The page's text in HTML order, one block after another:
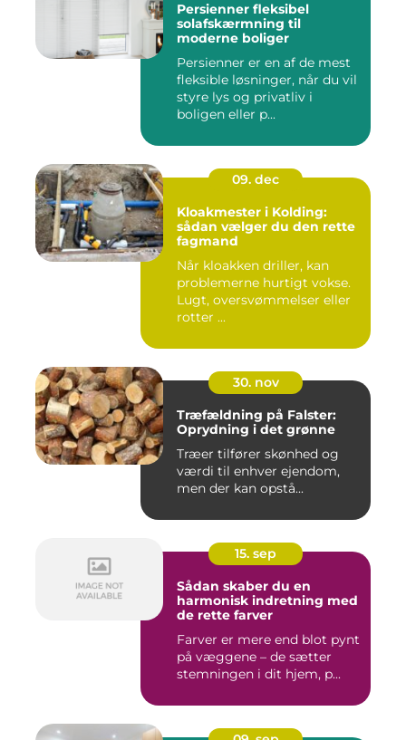
Persienner fleksibel
solafskærmning til
moderne boliger
Persienner er en af de mest
fleksible løsninger, når du vil
styre lys og privatliv i
boligen eller p...
09. dec
Kloakmester i Kolding:
sådan vælger du den rette
fagmand
Når kloakken driller, kan
problemerne hurtigt vokse.
Lugt, oversvømmelser eller
rotter ...
30. nov
Træfældning på Falster:
Oprydning i det grønne
Træer tilfører skønhed og
værdi til enhver ejendom,
men der kan opstå...
15. sep
Sådan skaber du en
harmonisk indretning med
de rette farver
Farver er mere end blot pynt
på væggene – de sætter
stemningen i dit hjem, p...